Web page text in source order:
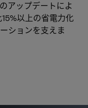
アップデートによ
以上の省電力化
ションを支えま